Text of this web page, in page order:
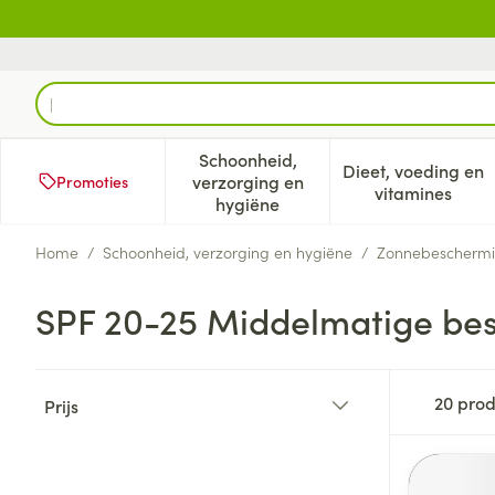
Product, merk, categorie...
Promoties
Schoonheid,
verzorging en
hygiëne
Toon submenu voor
Dieet, voeding en
vitamines
Toon
Home / Schoonheid, verzorging en hygiëne /
SPF 20-25 Middelmatige
Prijs
20